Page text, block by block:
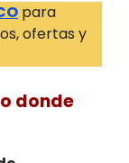
para
ofertas y
donde